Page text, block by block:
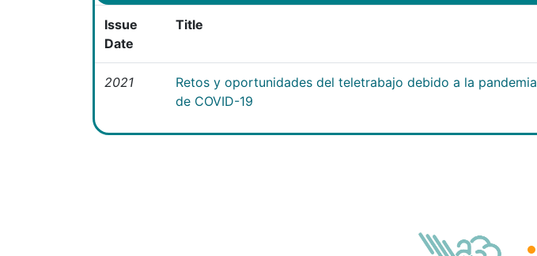
Issue
Date
Title
2021
Retos y oportunidades del teletrabajo debido a la pandemia
de COVID-19